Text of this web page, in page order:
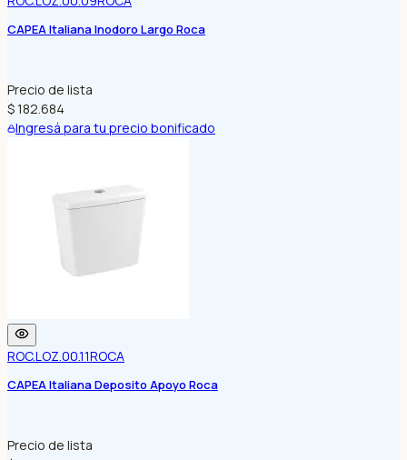
CAPEA Italiana Inodoro Largo Roca
Precio de lista
$ 182.684
Ingresá para tu precio bonificado
ROC.LOZ.00.11ROCA
CAPEA Italiana Deposito Apoyo Roca
Precio de lista